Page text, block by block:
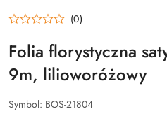
(0)
Folia florystyczna
9m, lilioworóżowy
Symbol: BOS-21804